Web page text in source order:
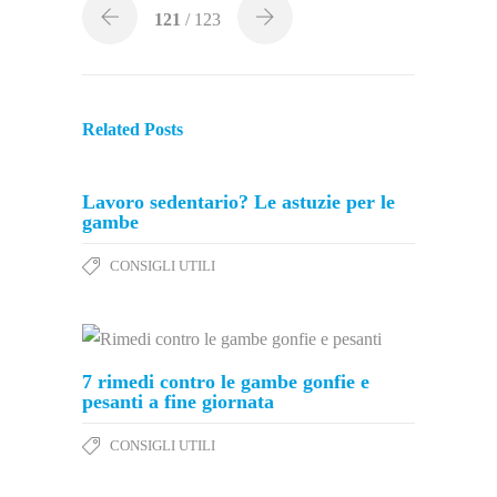
121 / 123
Related Posts
Lavoro sedentario? Le astuzie per le
gambe
CONSIGLI UTILI
7 rimedi contro le gambe gonfie e
pesanti a fine giornata
CONSIGLI UTILI